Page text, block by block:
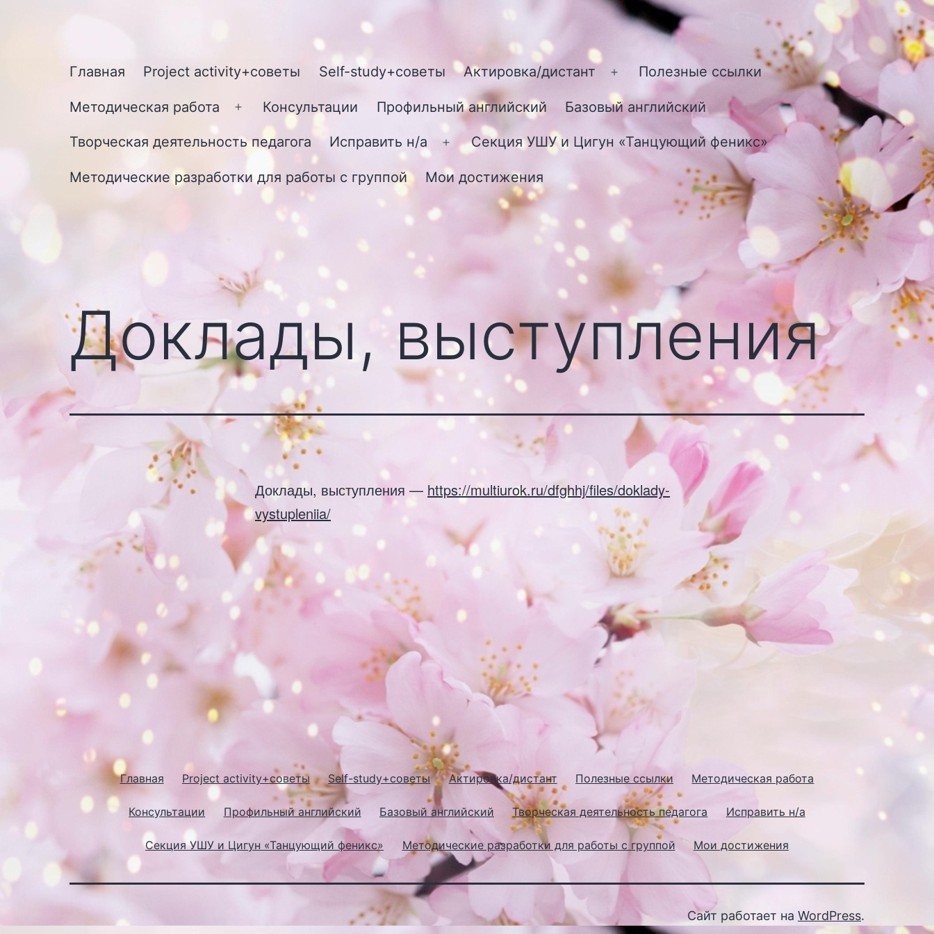
Главная Project activity+советы Self-study+советы Актировка/дистант
Открыть
меню
Полезные ссылки
Методическая работа
Открыть
меню
Консультации Профильный английский Базовый английский
Творческая деятельность педагога Исправить н/а
Открыть
меню
Секция УШУ и Цигун «Танцующий феникс»
Методические разработки для работы с группой Мои достижения
Доклады, выступления
Доклады, выступления — https://multiurok.ru/dfghhj/files/doklady-
vystupleniia/
Главная Project activity+советы Self-study+советы Актировка/дистант Полезные ссылки Методическая работа
Консультации Профильный английский Базовый английский Творческая деятельность педагога Исправить н/а
Секция УШУ и Цигун «Танцующий феникс» Методические разработки для работы с группой Мои достижения
Сайт работает на WordPress.